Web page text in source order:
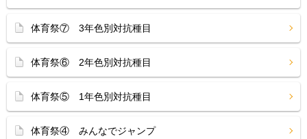
体育祭⑦ 3年色別対抗種目
体育祭⑥ 2年色別対抗種目
体育祭⑤ 1年色別対抗種目
体育祭④ みんなでジャンプ